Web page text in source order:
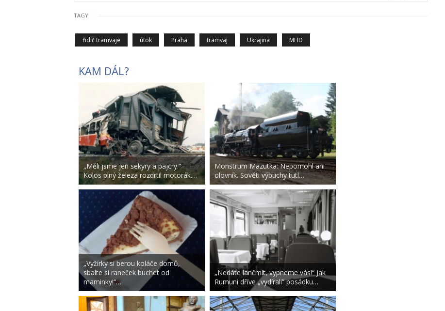
TAGY
řidič tramvaje útok Praha tramvaj Ukrajina MHD
KAM DÁL?
„Měli jsme jen sekyry a pajcry.“
Kolos plný železa rozdrtil motorák.…
„Vyžírky si berou koláče domů,
sbalte si raneček buchet od
maminky!“…
Monstrum Mazutka: Nepomohl ani
olovník. Sověti výbuchy tutl…
„Nedáte lančmít, vypneme vás!“ Jak
Rumuni dříve „vydírali” posádku…